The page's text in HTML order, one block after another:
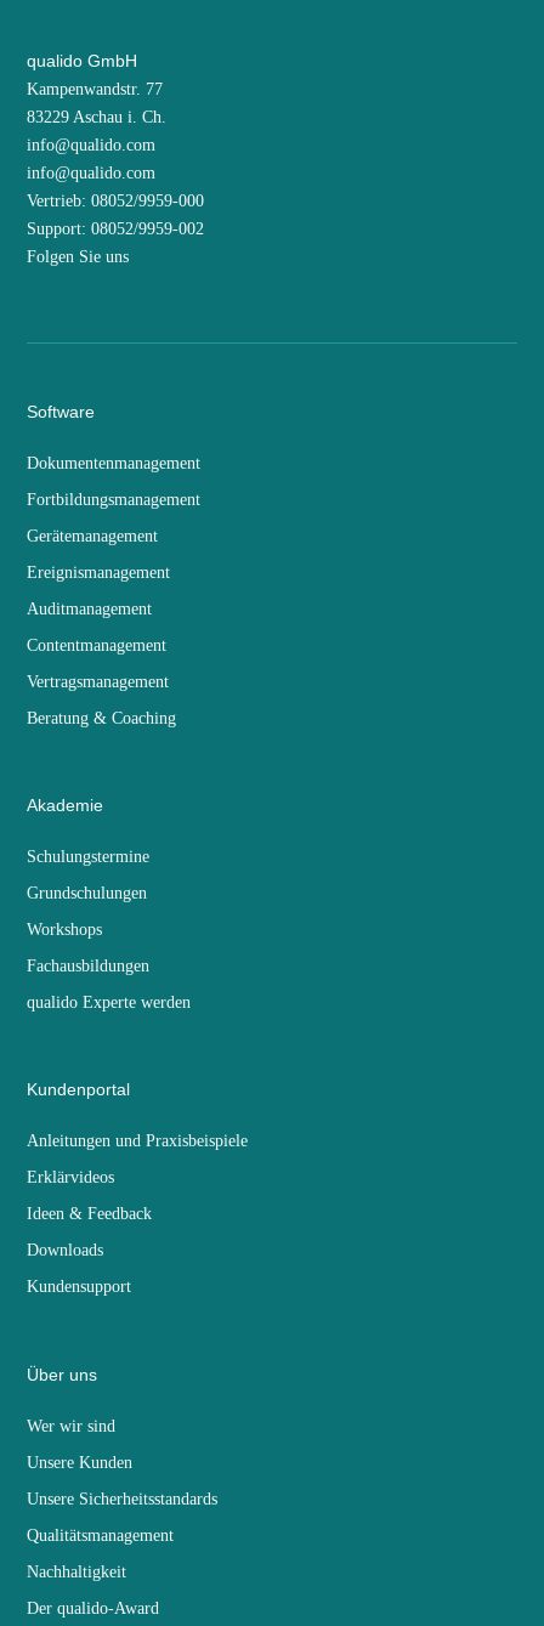
qualido GmbH
Kampenwandstr. 77
83229 Aschau i. Ch.
info@qualido.com
info@qualido.com
Vertrieb: 08052/9959-000
Support: 08052/9959-002
Folgen Sie uns
Software
Dokumentenmanagement
Fortbildungsmanagement
Gerätemanagement
Ereignismanagement
Auditmanagement
Contentmanagement
Vertragsmanagement
Beratung & Coaching
Akademie
Schulungstermine
Grundschulungen
Workshops
Fachausbildungen
qualido Experte werden
Kundenportal
Anleitungen und Praxisbeispiele
Erklärvideos
Ideen & Feedback
Downloads
Kundensupport
Über uns
Wer wir sind
Unsere Kunden
Unsere Sicherheitsstandards
Qualitätsmanagement
Nachhaltigkeit
Der qualido-Award